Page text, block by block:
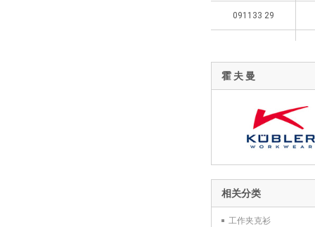
091133 29
091133 46
091133 50
091133 54
091133 56
霍 夫 曼
相关分类
工作夹克衫